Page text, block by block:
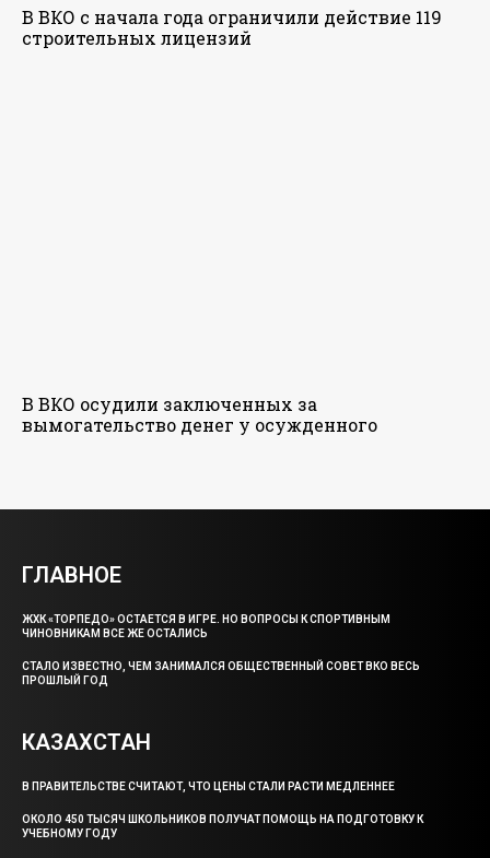
В ВКО с начала года ограничили действие 119
строительных лицензий
В ВКО осудили заключенных за
вымогательство денег у осужденного
ГЛАВНОЕ
ЖХК «ТОРПЕДО» ОСТАЕТСЯ В ИГРЕ. НО ВОПРОСЫ К СПОРТИВНЫМ
ЧИНОВНИКАМ ВСЕ ЖЕ ОСТАЛИСЬ
СТАЛО ИЗВЕСТНО, ЧЕМ ЗАНИМАЛСЯ ОБЩЕСТВЕННЫЙ СОВЕТ ВКО ВЕСЬ
ПРОШЛЫЙ ГОД
КАЗАХСТАН
В ПРАВИТЕЛЬСТВЕ СЧИТАЮТ, ЧТО ЦЕНЫ СТАЛИ РАСТИ МЕДЛЕННЕЕ
ОКОЛО 450 ТЫСЯЧ ШКОЛЬНИКОВ ПОЛУЧАТ ПОМОЩЬ НА ПОДГОТОВКУ К
УЧЕБНОМУ ГОДУ